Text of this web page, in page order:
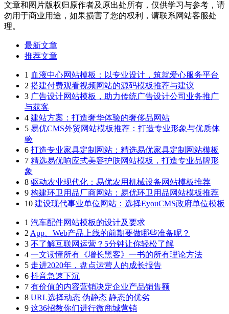
文章和图片版权归原作者及原出处所有，仅供学习与参考，请
勿用于商业用途，如果损害了您的权利，请联系网站客服处
理。
最新文章
推荐文章
1 血液中心网站模板：以专业设计，筑就爱心服务平台
2 搭建付费观看视频网站的源码模板推荐与建议
3 广告设计网站模板，助力传统广告设计公司业务推广
与获客
4 建站方案：打造奢华体验的奢侈品网站
5 易优CMS外贸网站模板推荐：打造专业形象与优质体
验
6 打造专业家具定制网站：精选易优家具定制网站模板
7 精选易优响应式美容护肤网站模板，打造专业品牌形
象
8 驱动农业现代化：易优农用机械设备网站模板推荐
9 构建环卫用品厂商网站：易优环卫用品网站模板推荐
10 建设现代事业单位网站：选择EyouCMS政府单位模板
1 汽车配件网站模板的设计及要求
2 App、Web产品上线的前期要做哪些准备呢？
3 不了解互联网运营？5分钟让你轻松了解
4 一文读懂所有《增长黑客》一书的所有理论方法
5 走进2020年，盘点运营人的成长报告
6 抖音急速下沉
7 有价值的内容营销决定企业产品销售额
8 URL选择动态 伪静态 静态的优劣
9 这36招教你们进行微商城营销